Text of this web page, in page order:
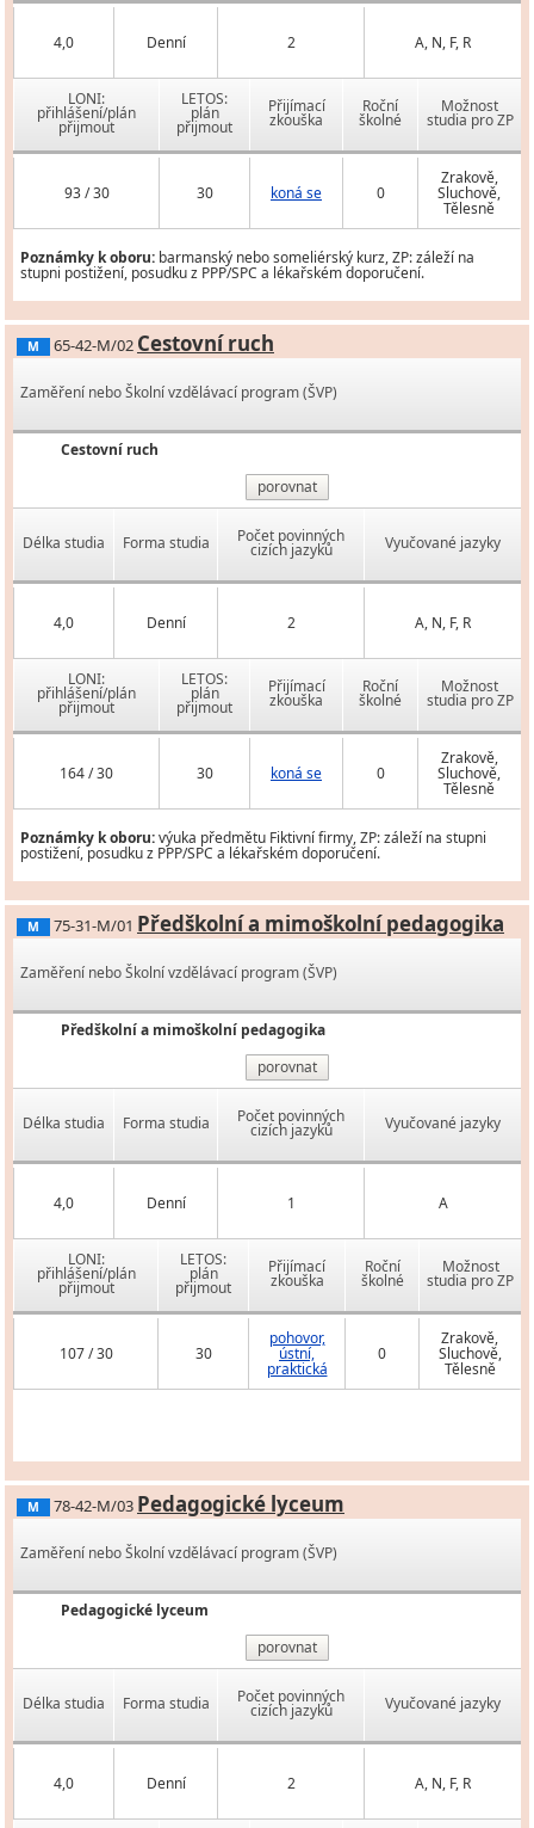
4,0 Denní 2 A, N, F, R
LONI:
přihlášení/plán
přijmout
LETOS:
plán
přijmout
Přijímací
zkouška
Roční
školné
Možnost
studia pro ZP
93 / 30 30 koná se 0
Zrakově,
Sluchově,
Tělesně
Poznámky k oboru: barmanský nebo someliérský kurz, ZP: záleží na
stupni postižení, posudku z PPP/SPC a lékařském doporučení.
M 65-42-M/02 Cestovní ruch
Zaměření nebo Školní vzdělávací program (ŠVP)
Cestovní ruch
porovnat
Délka studia Forma studia Počet povinných
cizích jazyků Vyučované jazyky
4,0 Denní 2 A, N, F, R
LONI:
přihlášení/plán
přijmout
LETOS:
plán
přijmout
Přijímací
zkouška
Roční
školné
Možnost
studia pro ZP
164 / 30 30 koná se 0
Zrakově,
Sluchově,
Tělesně
Poznámky k oboru:výuka předmětu Fiktivní firmy, ZP: záleží na stupni
postižení, posudku z PPP/SPC a lékařském doporučení.
M 75-31-M/01 Předškolní a mimoškolní pedagogika
Zaměření nebo Školní vzdělávací program (ŠVP)
Předškolní a mimoškolní pedagogika
porovnat
Délka studia Forma studia Počet povinných
cizích jazyků Vyučované jazyky
4,0 Denní 1 A
LONI:
přihlášení/plán
přijmout
LETOS:
plán
přijmout
Přijímací
zkouška
Roční
školné
Možnost
studia pro ZP
107 / 30 30
pohovor,
ústní,
praktická
0
Zrakově,
Sluchově,
Tělesně
M 78-42-M/03 Pedagogické lyceum
Zaměření nebo Školní vzdělávací program (ŠVP)
Pedagogické lyceum
porovnat
Délka studia Forma studia Počet povinných
cizích jazyků Vyučované jazyky
4,0 Denní 2 A, N, F, R